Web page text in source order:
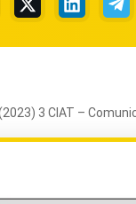
3 CIAT –